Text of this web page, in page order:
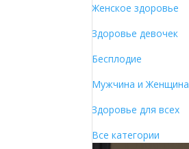
Женское здоровье
Здоровье девочек
Бесплодие
Мужчина и Женщина
Здоровье для всех
Все категории